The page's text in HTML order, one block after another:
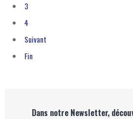
3
4
Suivant
Fin
Dans notre Newsletter,